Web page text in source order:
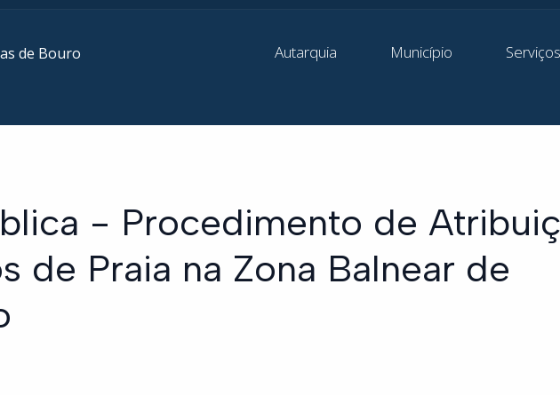
Autarquia Município Serviços
- Procedimento de
de Praia na Zona Balnear de